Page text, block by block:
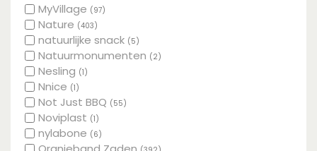
MyVillage (97)
Nature (403)
natuurlijke snack (5)
Natuurmonumenten (2)
Nesling (1)
Nnice (1)
Not Just BBQ (55)
Noviplast (1)
nylabone (6)